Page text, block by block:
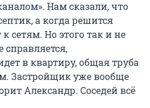
Нам сказали, что
а когда решится
сетям. Но этого так и не
в квартиру, общая труба
Застройщик уже вообще
Александр. Соседей всё